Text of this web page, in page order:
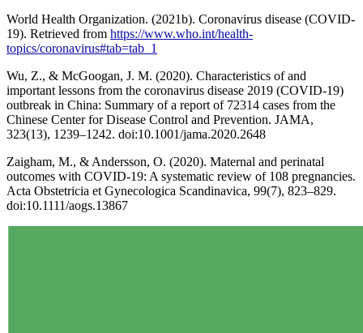
World Health Organization. (2021b). Coronavirus disease (COVID-
19). Retrieved from https://www.who.int/health-
topics/coronavirus#tab=tab_1
Wu, Z., & McGoogan, J. M. (2020). Characteristics of and
important lessons from the coronavirus disease 2019 (COVID-19)
outbreak in China: Summary of a report of 72314 cases from the
Chinese Center for Disease Control and Prevention. JAMA,
323(13), 1239–1242. doi:10.1001/jama.2020.2648
Zaigham, M., & Andersson, O. (2020). Maternal and perinatal
outcomes with COVID-19: A systematic review of 108 pregnancies.
Acta Obstetricia et Gynecologica Scandinavica, 99(7), 823–829.
doi:10.1111/aogs.13867